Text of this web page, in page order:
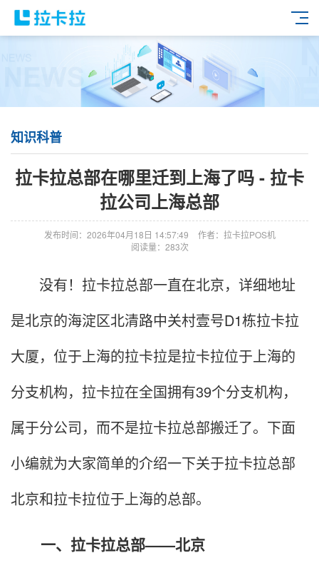
知识科普
拉卡拉总部在哪里迁到上海了吗 - 拉卡
拉公司上海总部
发布时间：2026年04月18日 14:57:49
作者：拉卡拉POS机
阅读量：283次
没有！拉卡拉总部一直在北京，详细地址
是北京的海淀区北清路中关村壹号D1栋拉卡拉
大厦，位于上海的拉卡拉是拉卡拉位于上海的
分支机构，拉卡拉在全国拥有39个分支机构，
属于分公司，而不是拉卡拉总部搬迁了。下面
小编就为大家简单的介绍一下关于拉卡拉总部
北京和拉卡拉位于上海的总部。
一、拉卡拉总部——北京